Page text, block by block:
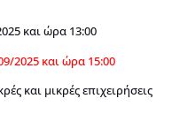
και ώρα 13:00
2025 και ώρα 15:00
και μικρές επιχειρήσεις